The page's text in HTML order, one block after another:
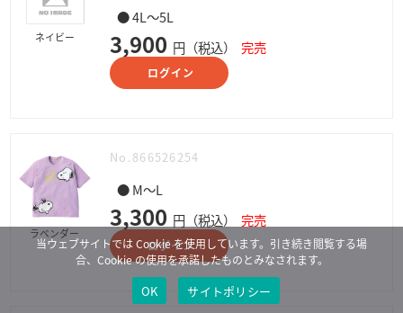
ネイビー
● 4L～5L
3,900 円（税込） 完売
ログイン
ラベンダー
No.866526254
● M～L
3,300 円（税込） 完売
ログイン
当ウェブサイトでは Cookie を使用しています。引き続き閲覧する場
合、Cookie の使用を承諾したものとみなされます。
OK サイトポリシー